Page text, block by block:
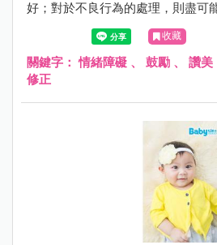
好；對於不良行為的處理，則盡可
語，避免情緒性的責罵。
收藏
關鍵字：情緒障礙 、 鼓勵 、 讚美
修正